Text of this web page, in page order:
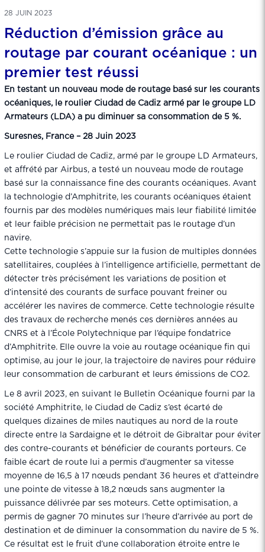
28 JUIN 2023
Réduction d’émission grâce au
routage par courant océanique : un
premier test réussi
En testant un nouveau mode de routage basé sur les courants
océaniques, le roulier Ciudad de Cadiz armé par le groupe LD
Armateurs (LDA) a pu diminuer sa consommation de 5 %.
Suresnes, France – 28 Juin 2023
Le roulier Ciudad de Cadiz, armé par le groupe LD Armateurs,
et affrété par Airbus, a testé un nouveau mode de routage
basé sur la connaissance fine des courants océaniques. Avant
la technologie d’Amphitrite, les courants océaniques étaient
fournis par des modèles numériques mais leur fiabilité limitée
et leur faible précision ne permettait pas le routage d’un
navire.
Cette technologie s’appuie sur la fusion de multiples données
satellitaires, couplées à l’intelligence artificielle, permettant de
détecter très précisément les variations de position et
d’intensité des courants de surface pouvant freiner ou
accélérer les navires de commerce. Cette technologie résulte
des travaux de recherche menés ces dernières années au
CNRS et à l’École Polytechnique par l’équipe fondatrice
d’Amphitrite. Elle ouvre la voie au routage océanique fin qui
optimise, au jour le jour, la trajectoire de navires pour réduire
leur consommation de carburant et leurs émissions de CO2.
Le 8 avril 2023, en suivant le Bulletin Océanique fourni par la
société Amphitrite, le Ciudad de Cadiz s’est écarté de
quelques dizaines de miles nautiques au nord de la route
directe entre la Sardaigne et le détroit de Gibraltar pour éviter
des contre-courants et bénéficier de courants porteurs. Ce
faible écart de route lui a permis d’augmenter sa vitesse
moyenne de 16,5 à 17 nœuds pendant 36 heures et d’atteindre
une pointe de vitesse à 18,2 nœuds sans augmenter la
puissance délivrée par ses moteurs. Cette optimisation, a
permis de gagner 70 minutes sur l’heure d’arrivée au port de
destination et de diminuer la consommation du navire de 5 %.
Ce résultat est le fruit d’une collaboration étroite entre le